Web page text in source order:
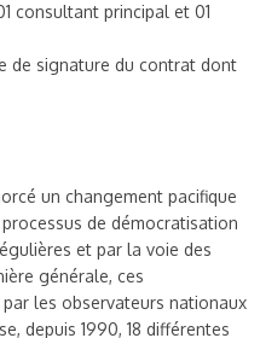
consultant principal et 01
de signature du contrat dont
un changement pacifique
de démocratisation
et par la voie des
générale, ces
les observateurs nationaux
depuis 1990, 18 différentes